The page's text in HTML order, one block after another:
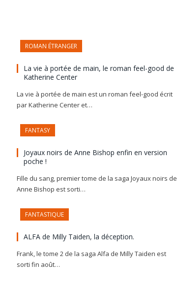
ROMAN ÉTRANGER
La vie à portée de main, le roman feel-good de
Katherine Center
La vie à portée de main est un roman feel-good écrit
par Katherine Center et…
FANTASY
Joyaux noirs de Anne Bishop enfin en version
poche !
Fille du sang, premier tome de la saga Joyaux noirs de
Anne Bishop est sorti…
FANTASTIQUE
ALFA de Milly Taiden, la déception.
Frank, le tome 2 de la saga Alfa de Milly Taiden est
sorti fin août…